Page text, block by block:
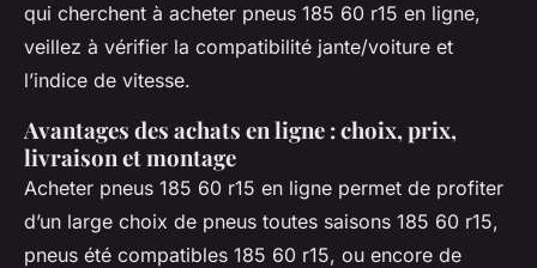
qui cherchent à acheter pneus 185 60 r15 en ligne,
veillez à vérifier la compatibilité jante/voiture et
l’indice de vitesse.
Avantages des achats en ligne : choix, prix,
livraison et montage
Acheter pneus 185 60 r15 en ligne permet de profiter
d’un large choix de pneus toutes saisons 185 60 r15,
pneus été compatibles 185 60 r15, ou encore de